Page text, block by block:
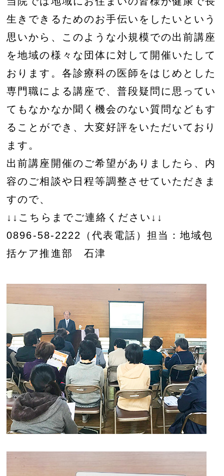
生きできるためのお手伝いをしたいという
思いから、このような小規模での出前講座
を地域の様々な団体に対して開催いたして
おります。各診療科の医師をはじめとした
専門職による講座で、普段疑問に思ってい
てもなかなか聞く機会のない質問などもす
ることができ、大変好評をいただいており
ます。
出前講座開催のご希望がありましたら、内
容のご相談や日程等調整させていただきま
すので、
↓↓こちらまでご連絡ください↓↓
0896-58-2222（代表電話）担当：地域包
括ケア推進部 石津